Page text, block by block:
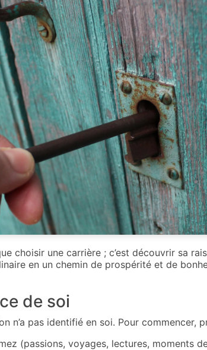
choisir une carrière ; c’est découvrir sa
en un chemin de prospérité et de
de soi
n’a pas identifié en soi. Pour
(passions, voyages, lectures, moments